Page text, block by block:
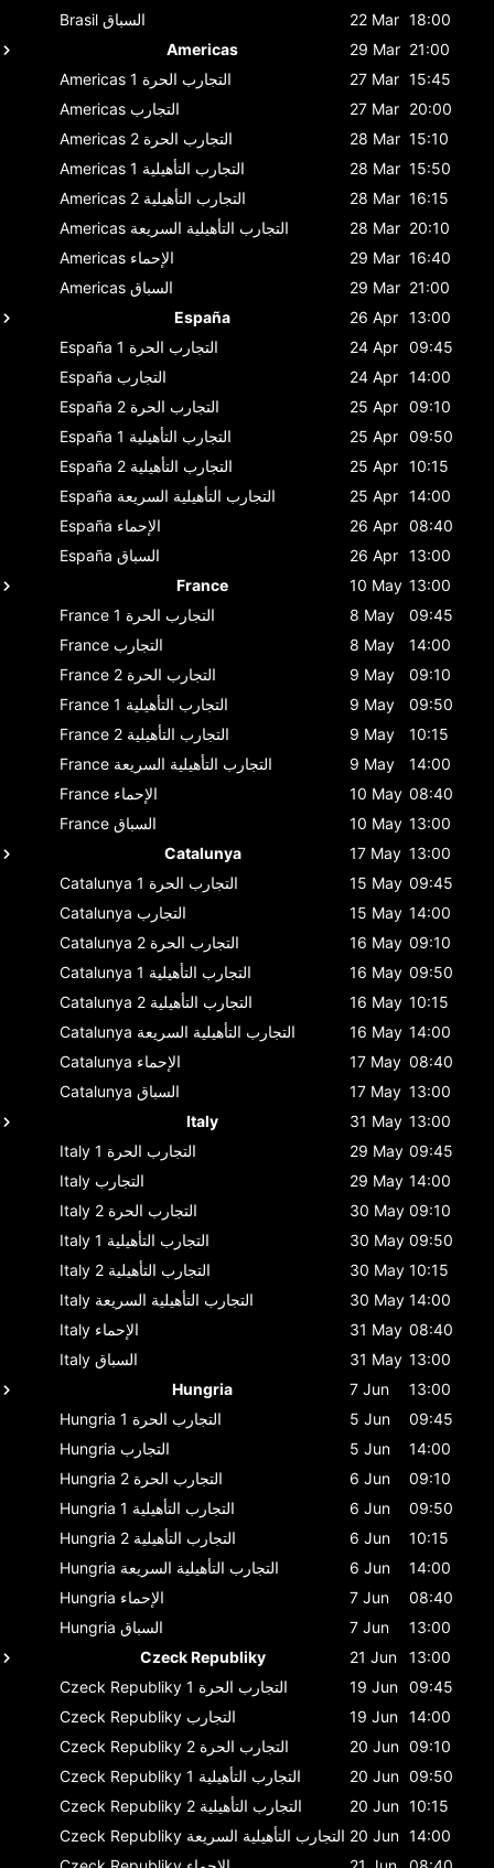
Brasil السباق 22 Mar 18:00
Americas
29 Mar 21:00
Americas
التجارب الحرة 1 27 Mar 15:45
Americas التجارب 27 Mar 20:00
Americas
التجارب الحرة 2 28 Mar 15:10
Americas
التجارب التأهيلية 1 28 Mar 15:50
Americas
التجارب التأهيلية 2 28 Mar 16:15
Americas التجارب التأهيلية السريعة 28 Mar 20:10
Americas الإحماء 29 Mar 16:40
Americas السباق 29 Mar 21:00
España
26 Apr 13:00
España
التجارب الحرة 1 24 Apr 09:45
España التجارب 24 Apr 14:00
España
التجارب الحرة 2 25 Apr 09:10
España
التجارب التأهيلية 1 25 Apr 09:50
España
التجارب التأهيلية 2 25 Apr 10:15
España التجارب التأهيلية السريعة 25 Apr 14:00
España الإحماء 26 Apr 08:40
España السباق 26 Apr 13:00
France
10 May 13:00
France
التجارب الحرة 1 8 May
09:45
France التجارب 8 May
14:00
France
التجارب الحرة 2 9 May
09:10
France
التجارب التأهيلية 1 9 May
09:50
France
التجارب التأهيلية 2 9 May
10:15
France التجارب التأهيلية السريعة 9 May
14:00
France الإحماء 10 May 08:40
France السباق 10 May 13:00
Catalunya
17 May 13:00
Catalunya
التجارب الحرة 1 15 May 09:45
Catalunya التجارب 15 May 14:00
Catalunya
التجارب الحرة 2 16 May 09:10
Catalunya
التجارب التأهيلية 1 16 May 09:50
Catalunya
التجارب التأهيلية 2 16 May 10:15
Catalunya التجارب التأهيلية السريعة 16 May 14:00
Catalunya الإحماء 17 May 08:40
Catalunya السباق 17 May 13:00
Italy
31 May 13:00
Italy
التجارب الحرة 1 29 May 09:45
Italy التجارب 29 May 14:00
Italy
التجارب الحرة 2 30 May 09:10
Italy
التجارب التأهيلية 1 30 May 09:50
Italy
التجارب التأهيلية 2 30 May 10:15
Italy التجارب التأهيلية السريعة 30 May 14:00
Italy الإحماء 31 May 08:40
Italy السباق 31 May 13:00
Hungria
7 Jun
13:00
Hungria
التجارب الحرة 1 5 Jun
09:45
Hungria التجارب 5 Jun
14:00
Hungria
التجارب الحرة 2 6 Jun
09:10
Hungria
التجارب التأهيلية 1 6 Jun
09:50
Hungria
التجارب التأهيلية 2 6 Jun
10:15
Hungria التجارب التأهيلية السريعة 6 Jun
14:00
Hungria الإحماء 7 Jun
08:40
Hungria السباق 7 Jun
13:00
Czeck Republiky
21 Jun
13:00
Czeck Republiky
التجارب الحرة 1 19 Jun 09:45
Czeck Republiky التجارب 19 Jun 14:00
Czeck Republiky
التجارب الحرة 2 20 Jun 09:10
Czeck Republiky
التجارب التأهيلية 1 20 Jun 09:50
Czeck Republiky
التجارب التأهيلية 2 20 Jun 10:15
Czeck Republiky التجارب التأهيلية السريعة 20 Jun 14:00